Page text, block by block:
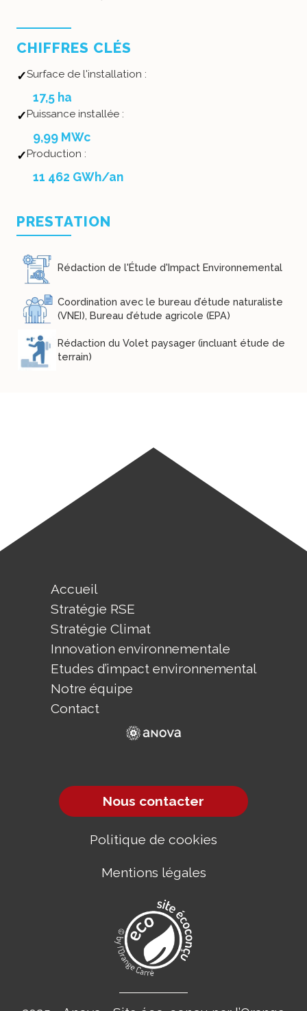
CHIFFRES CLÉS
Surface de l'installation :
17,5 ha
Puissance installée :
9,99 MWc
Production :
11 462 GWh/an
PRESTATION
Rédaction de l'Étude d'Impact Environnemental
Coordination avec le bureau d’étude naturaliste
(VNEI), Bureau d’étude agricole (EPA)
Rédaction du Volet paysager (incluant étude de
terrain)
Accueil
Stratégie RSE
Stratégie Climat
Innovation environnementale
Etudes d’impact environnemental
Notre équipe
Contact
Nous contacter
Politique de cookies
Mentions légales